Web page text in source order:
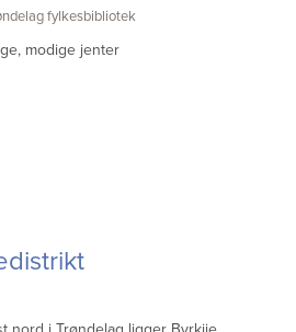
fylkesbibliotek
modige jenter